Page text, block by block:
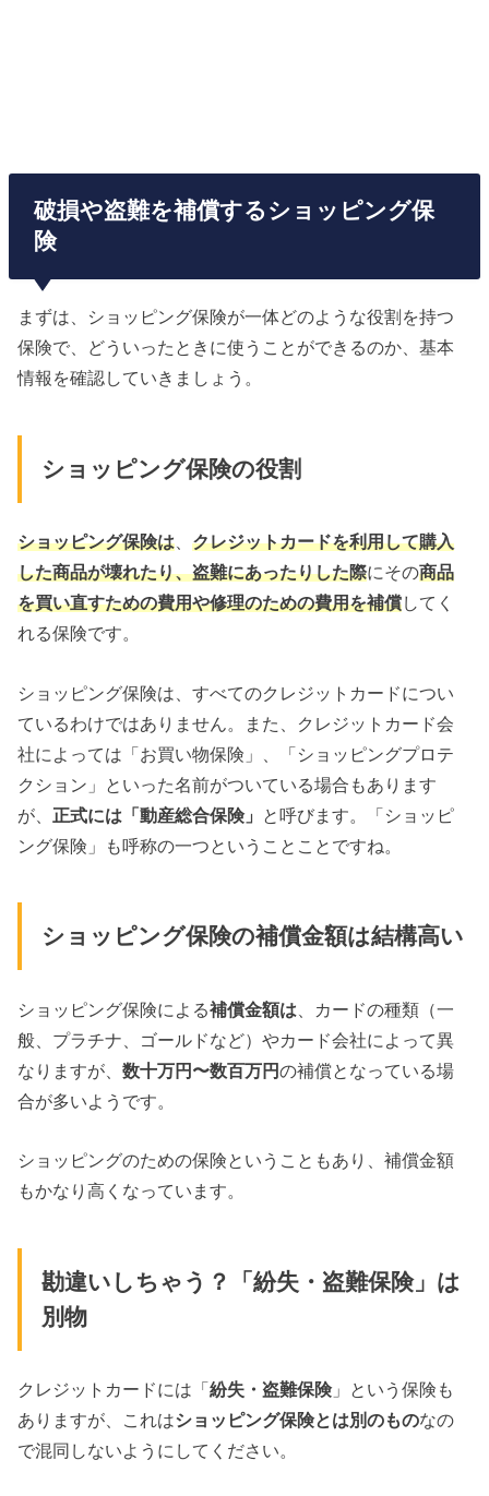
破損や盗難を補償するショッピング保
険
まずは、ショッピング保険が一体どのような役割を持つ
保険で、どういったときに使うことができるのか、基本
情報を確認していきましょう。
ショッピング保険の役割
ショッピング保険は 、クレジットカードを利用して購入
した商品が壊れたり、盗難にあったりした際にその商品
を買い直すための費用や修理のための費用を補償してく
れる保険です。
ショッピング保険は、すべてのクレジットカードについ
ているわけではありません。また、クレジットカード会
社によっては「お買い物保険」、「ショッピングプロテ
クション」といった名前がついている場合もあります
が、 正式には「動産総合保険」 と呼びます。「ショッピ
ング保険」も呼称の一つということことですね。
ショッピング保険の補償金額は結構高い
ショッピング保険による補償金額は 、カードの種類（一
般、プラチナ、ゴールドなど）やカード会社によって異
なりますが、数十万円〜数百万円の補償となっている場
合が多いようです。
ショッピングのための保険ということもあり、補償金額
もかなり高くなっています。
勘違いしちゃう？「紛失・盗難保険」は
別物
クレジットカードには「紛失・盗難保険」という保険も
ありますが、これはショッピング保険とは別のものなの
で混同しないようにしてください。